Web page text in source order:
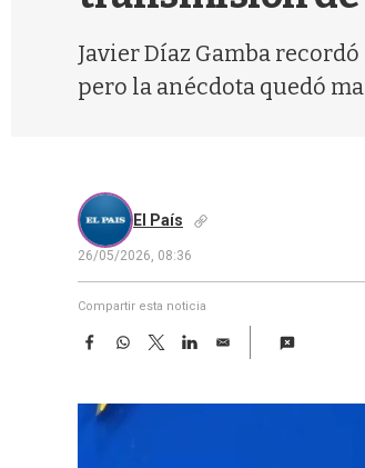
Javier Díaz Gamba
pero la anécdota quedó
El País
26/05/2026, 08:36
Compartir esta noticia
F
e
b
W
t
T
w
t
L
k
E
i